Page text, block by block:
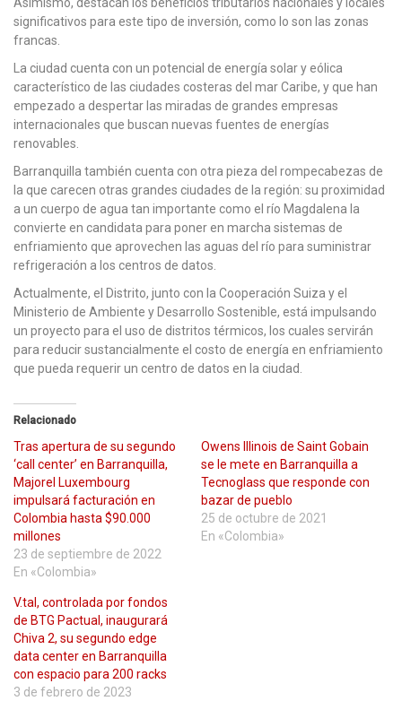
Asimismo, destacan los beneficios tributarios nacionales y locales
significativos para este tipo de inversión, como lo son las zonas
francas.
La ciudad cuenta con un potencial de energía solar y eólica
característico de las ciudades costeras del mar Caribe, y que han
empezado a despertar las miradas de grandes empresas
internacionales que buscan nuevas fuentes de energías
renovables.
Barranquilla también cuenta con otra pieza del rompecabezas de
la que carecen otras grandes ciudades de la región: su proximidad
a un cuerpo de agua tan importante como el río Magdalena la
convierte en candidata para poner en marcha sistemas de
enfriamiento que aprovechen las aguas del río para suministrar
refrigeración a los centros de datos.
Actualmente, el Distrito, junto con la Cooperación Suiza y el
Ministerio de Ambiente y Desarrollo Sostenible, está impulsando
un proyecto para el uso de distritos térmicos, los cuales servirán
para reducir sustancialmente el costo de energía en enfriamiento
que pueda requerir un centro de datos en la ciudad.
Relacionado
Tras apertura de su segundo
‘call center’ en Barranquilla,
Majorel Luxembourg
impulsará facturación en
Colombia hasta $90.000
millones
23 de septiembre de 2022
En «Colombia»
Owens Illinois de Saint Gobain
se le mete en Barranquilla a
Tecnoglass que responde con
bazar de pueblo
25 de octubre de 2021
En «Colombia»
V.tal, controlada por fondos
de BTG Pactual, inaugurará
Chiva 2, su segundo edge
data center en Barranquilla
con espacio para 200 racks
3 de febrero de 2023